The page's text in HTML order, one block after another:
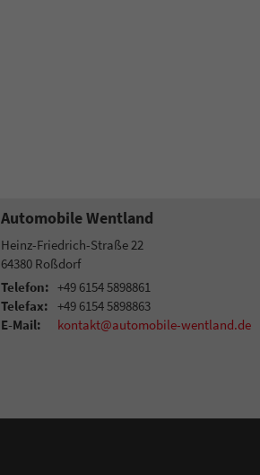
Automobile Wentland
Heinz-Friedrich-Straße 22
64380 Roßdorf
Telefon: +49 6154 5898861
Telefax: +49 6154 5898863
E-Mail:
kontakt@automobile-wentland.de